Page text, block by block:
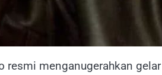
resmi menganugerahkan gelar